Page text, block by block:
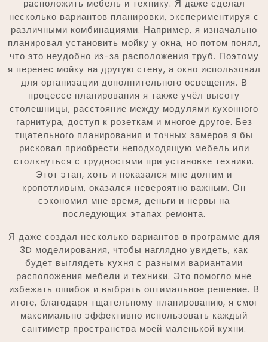
расположить мебель и технику. Я даже сделал
несколько вариантов планировки, экспериментируя с
различными комбинациями. Например, я изначально
планировал установить мойку у окна, но потом понял,
что это неудобно из-за расположения труб. Поэтому
я перенес мойку на другую стену, а окно использовал
для организации дополнительного освещения. В
процессе планирования я также учёл высоту
столешницы, расстояние между модулями кухонного
гарнитура, доступ к розеткам и многое другое. Без
тщательного планирования и точных замеров я бы
рисковал приобрести неподходящую мебель или
столкнуться с трудностями при установке техники.
Этот этап, хоть и показался мне долгим и
кропотливым, оказался невероятно важным. Он
сэкономил мне время, деньги и нервы на
последующих этапах ремонта.
Я даже создал несколько вариантов в программе для
3D моделирования, чтобы наглядно увидеть, как
будет выглядеть кухня с разными вариантами
расположения мебели и техники. Это помогло мне
избежать ошибок и выбрать оптимальное решение. В
итоге, благодаря тщательному планированию, я смог
максимально эффективно использовать каждый
сантиметр пространства моей маленькой кухни.